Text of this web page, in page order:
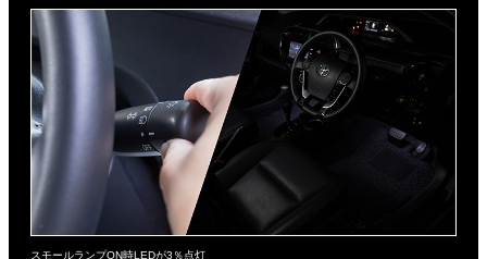
スモールランプON時LEDが3％点灯